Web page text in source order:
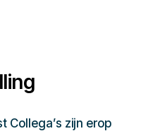
Collega’s zijn erop